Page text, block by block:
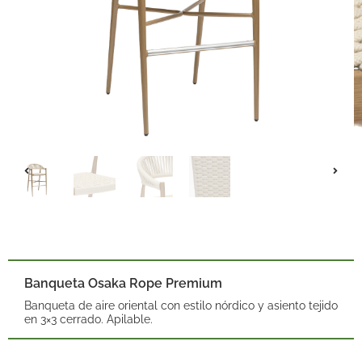
Banqueta Osaka Rope Premium
Banqueta de aire oriental con estilo nórdico y asiento tejido
en 3×3 cerrado. Apilable.